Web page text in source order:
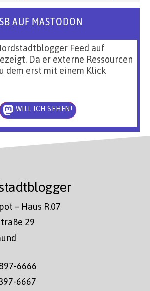
AUF MASTODON
Feed auf
Da er externe Ressourcen
dem erst mit einem Klick
WILL ICH SEHEN!
– Haus R.07
29
6666
6667